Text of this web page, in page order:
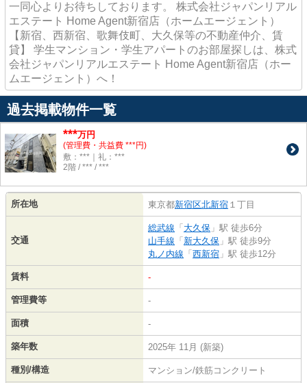
一同心よりお待ちしております。 株式会社ジャパンリアル
エステート Home Agent新宿店（ホームエージェント）
【新宿、西新宿、歌舞伎町、大久保等の不動産仲介、賃
貸】 学生マンション・学生アパートのお部屋探しは、株式
会社ジャパンリアルエステート Home Agent新宿店（ホー
ムエージェント）へ！
過去掲載物件一覧
***万円
(管理費・共益費 ***円)
敷：***｜礼：***
2階 / *** / ***
所在地 東京都新宿区北新宿 １丁目
交通
総武線 「 大久保 」駅 徒歩6分
山手線 「 新大久保 」駅 徒歩9分
丸ノ内線 「 西新宿 」駅 徒歩12分
賃料 -
管理費等 -
面積 -
築年数 2025年 11月 (新築)
種別/構造 マンション/鉄筋コンクリート